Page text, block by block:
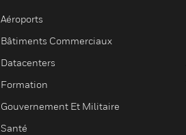
Aéroports
Bâtiments Commerciaux
Datacenters
Formation
Gouvernement Et Militaire
Santé